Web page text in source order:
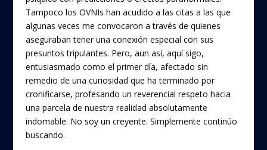
Tampoco los OVNIs han acudido a las citas a las que
algunas veces me convocaron a través de quienes
aseguraban tener una conexión especial con sus
presuntos tripulantes. Pero, aun así, aquí sigo,
entusiasmado como el primer día, afectado sin
remedio de una curiosidad que ha terminado por
cronificarse, profesando un reverencial respeto hacia
una parcela de nuestra realidad absolutamente
indomable. No soy un creyente. Simplemente continúo
buscando.